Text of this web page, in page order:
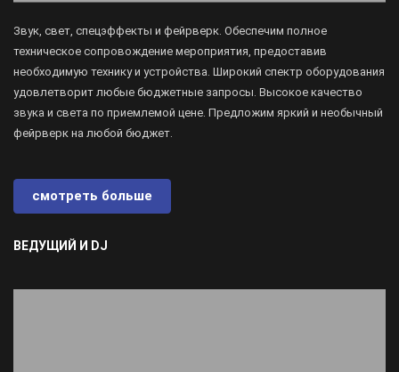
Звук, свет, спецэффекты и фейрверк. Обеспечим полное
техническое сопровождение мероприятия, предоставив
необходимую технику и устройства. Широкий спектр оборудования
удовлетворит любые бюджетные запросы. Высокое качество
звука и света по приемлемой цене. Предложим яркий и необычный
фейрверк на любой бюджет.
смотреть больше
ВЕДУЩИЙ И DJ